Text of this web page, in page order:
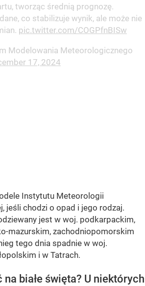
tworząc średnią prognozę.
co stabilizuje wynik, ale może nie
pic.twitter.com/COGPfnBISw
Modelowania Meteorologicznego
17, 2024
Instytutu Meteorologii
jeśli chodzi o opad i jego rodzaj.
jest w woj. podkarpackim,
mazurskim, zachodniopomorskim
tego dnia spadnie w woj.
i w Tatrach.
białe święta? U niektórych